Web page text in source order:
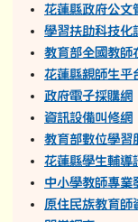
花蓮縣政府公文
學習扶助科技化
教育部全國教師
花蓮縣親師生平
政府電子採購網
資訊設備叫修網
教育部數位學習
花蓮縣學生輔導
中小學教師專業
原住民族教育師